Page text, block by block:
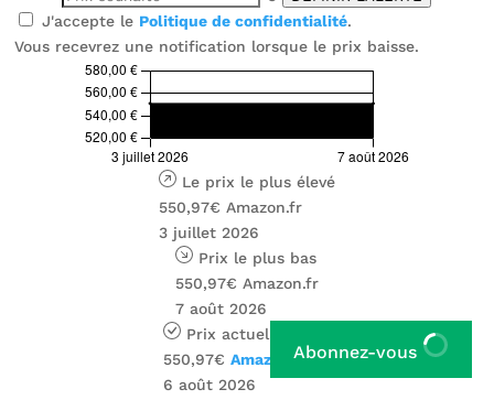
J'accepte le Politique de confidentialité.
Vous recevrez une notification lorsque le prix baisse.
Le prix le plus élevé
550,97€ Amazon.fr
3 juillet 2026
Prix ​​le plus bas
550,97€ Amazon.fr
7 août 2026
Prix ​​actuel
550,97€ Amazon.fr
6 août 2026
Abonnez-vous